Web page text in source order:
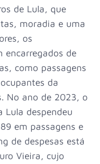
de Lula, que
moradia e uma
os
encarregados de
como passagens
da
No ano de 2023, o
Lula despendeu
em passagens e
de despesas está
Vieira, cujo